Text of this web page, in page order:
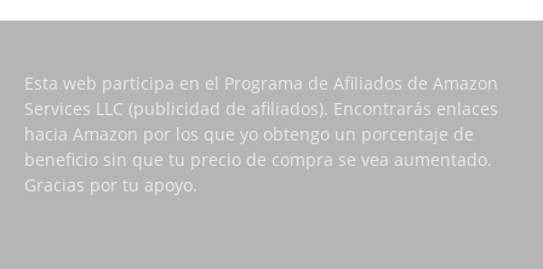
Esta web participa en el Programa de Afiliados de Amazon
Services LLC (publicidad de afiliados). Encontrarás enlaces
hacia Amazon por los que yo obtengo un porcentaje de
beneficio sin que tu precio de compra se vea aumentado.
Gracias por tu apoyo.